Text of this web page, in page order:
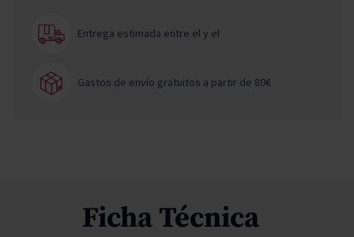
Entrega estimada entre ely el
Gastos de envío gratuitos a partir de 80€
Ficha Técnica